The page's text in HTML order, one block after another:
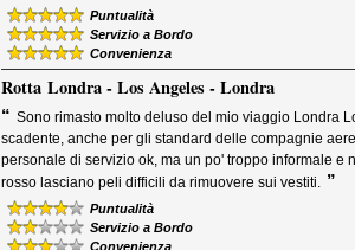
Puntualità
Servizio a Bordo
Convenienza
Rotta Londra - Los Angeles - Londra
“ Sono rimasto molto deluso del mio viaggio Londra
scadente, anche per gli standard delle compagnie
personale di servizio ok, ma un po' troppo informale e
rosso lasciano peli difficili da rimuovere sui vestiti. ”
Puntualità
Servizio a Bordo
Convenienza